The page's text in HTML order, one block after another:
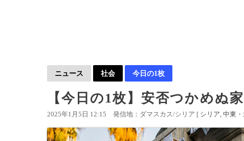
ニュース 社会 今日の1枚
【今日の1枚】安否つかめぬ
2025年1月5日 12:15 発信地：ダマスカス/シリア [ シリア 中東